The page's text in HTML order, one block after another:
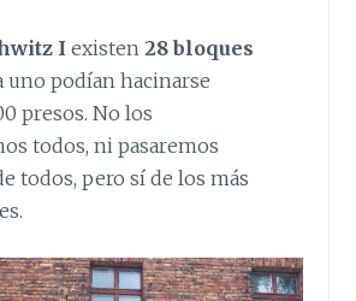
I existen 28 bloques
uno podían hacinarse
presos. No los
todos, ni pasaremos
todos, pero sí de los más